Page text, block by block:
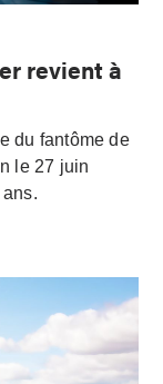
revient à
du fantôme de
le 27 juin